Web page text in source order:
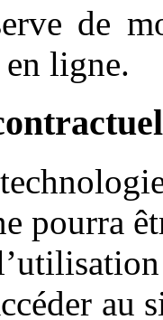
de
ligne.
pourra